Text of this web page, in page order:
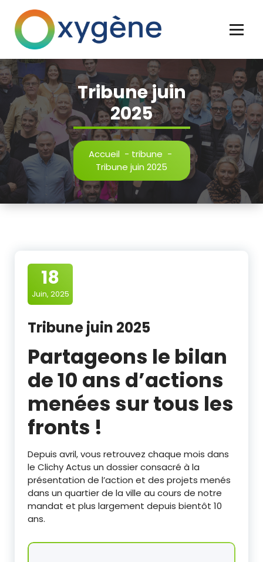
Tribune juin
2025
Accueil - tribune -
Tribune juin 2025
18
Juin, 2025
Tribune juin 2025
Partageons le bilan
de 10 ans d’actions
menées sur tous les
fronts !
Depuis avril, vous retrouvez chaque mois dans
le Clichy Actus un dossier consacré à la
présentation de l’action et des projets menés
dans un quartier de la ville au cours de notre
mandat et plus largement depuis bientôt 10
ans.